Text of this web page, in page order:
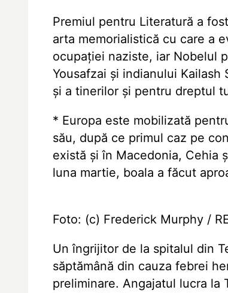
Premiul pentru Literatură a
arta memorialistică cu care a
ocupației naziste, iar Nobelul
Yousafzai și indianului
și a tinerilor și pentru dreptul
* Europa este mobilizată
său, după ce primul caz pe
există și în Macedonia, Cehia
luna martie, boala a făcut
Foto: (c) Frederick Murphy /
Un îngrijitor de la spitalul din
săptămână din cauza febrei
preliminare. Angajatul lucra la